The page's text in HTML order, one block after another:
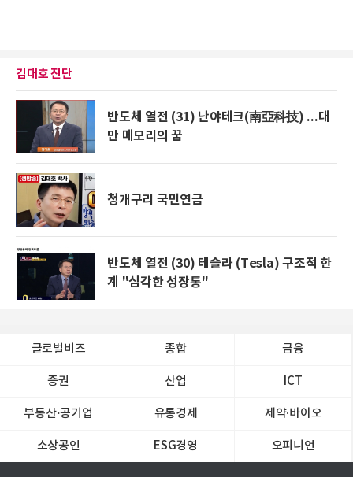
김대호 진단
반도체 열전 (31) 난야테크(南亞科技) ...대
만 메모리의 꿈
청개구리 국민연금
반도체 열전 (30) 테슬라 (Tesla) 구조적 한
계 "심각한 성장통"
글로벌비즈 종합 금융
증권 산업 ICT
부동산·공기업 유통경제 제약∙바이오
소상공인 ESG경영 오피니언